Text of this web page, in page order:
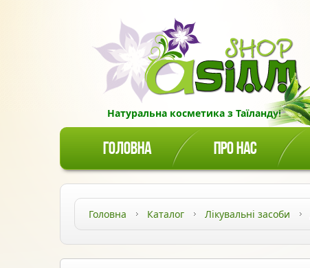
Натуральна косметика з Таїланду!
ГОЛОВНА ПРО НАС
Головна Каталог Лікувальні засоби